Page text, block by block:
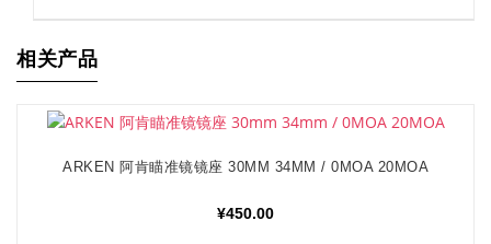
相关产品
加入购物车
ARKEN 阿肯瞄准镜镜座 30MM 34MM / 0MOA 20MOA
¥450.00